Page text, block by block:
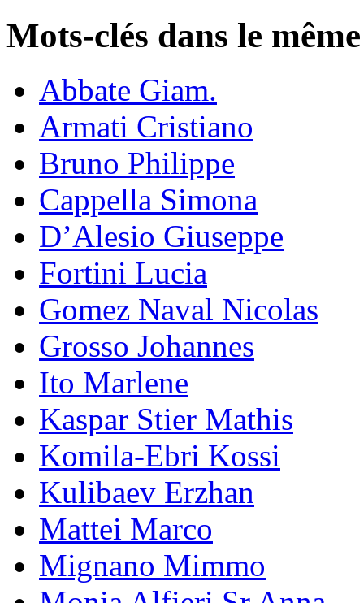
Mots-clés dans le
Abbate Giam.
Armati Cristiano
Bruno Philippe
Cappella Simona
D’Alesio Giuseppe
Fortini Lucia
Gomez Naval Nicolas
Grosso Johannes
Ito Marlene
Kaspar Stier Mathis
Komila-Ebri Kossi
Kulibaev Erzhan
Mattei Marco
Mignano Mimmo